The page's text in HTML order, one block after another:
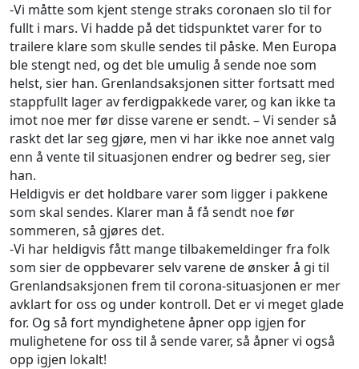
-Vi måtte som kjent stenge straks coronaen slo til for
fullt i mars. Vi hadde på det tidspunktet varer for to
trailere klare som skulle sendes til påske. Men Europa
ble stengt ned, og det ble umulig å sende noe som
helst, sier han. Grenlandsaksjonen sitter fortsatt med
stappfullt lager av ferdigpakkede varer, og kan ikke ta
imot noe mer før disse varene er sendt. – Vi sender så
raskt det lar seg gjøre, men vi har ikke noe annet valg
enn å vente til situasjonen endrer og bedrer seg, sier
han.
Heldigvis er det holdbare varer som ligger i pakkene
som skal sendes. Klarer man å få sendt noe før
sommeren, så gjøres det.
-Vi har heldigvis fått mange tilbakemeldinger fra folk
som sier de oppbevarer selv varene de ønsker å gi til
Grenlandsaksjonen frem til corona-situasjonen er mer
avklart for oss og under kontroll. Det er vi meget glade
for. Og så fort myndighetene åpner opp igjen for
mulighetene for oss til å sende varer, så åpner vi også
opp igjen lokalt!